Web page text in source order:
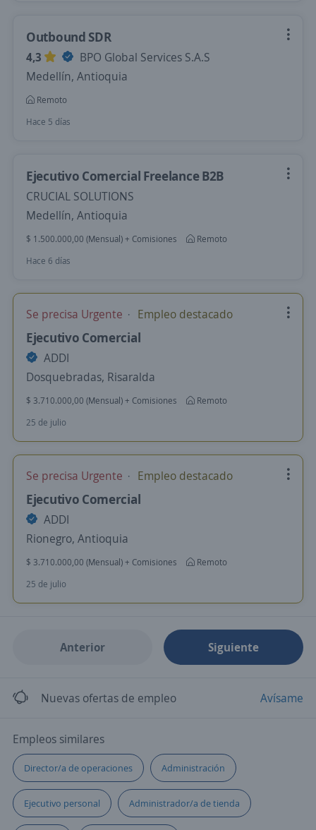
Outbound SDR
4,3
BPO Global Services S.A.S
Medellín, Antioquia
Remoto
Hace 5 días
Ejecutivo Comercial Freelance B2B
CRUCIAL SOLUTIONS
Medellín, Antioquia
$ 1.500.000,00 (Mensual) + Comisiones
Remoto
Hace 6 días
Se precisa Urgente Empleo destacado
Ejecutivo Comercial
ADDI
Dosquebradas, Risaralda
$ 3.710.000,00 (Mensual) + Comisiones
Remoto
25 de julio
Se precisa Urgente Empleo destacado
Ejecutivo Comercial
ADDI
Rionegro, Antioquia
$ 3.710.000,00 (Mensual) + Comisiones
Remoto
25 de julio
Anterior Siguiente
Nuevas ofertas de empleo Avísame
Empleos similares
Director/a de operaciones Administración
Ejecutivo personal Administrador/a de tienda